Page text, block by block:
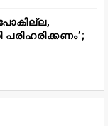
പോകില്ല,